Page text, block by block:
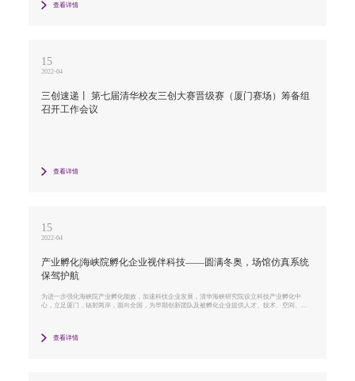
查看详情
15
2022-04
三创速递丨 第七届清华校友三创大赛晋级赛（厦门赛场​）筹备组
召开工作会议
查看详情
15
2022-04
产业孵化|海峡院孵化企业视伴科技——圆满冬奥，场馆仿真系统
保驾护航
为进一步强化海峡院产业孵化能效，加速科技企业发展，清华海峡研究院设立科技产业孵化中
心，立足厦门，辐射两岸，面向全国，为早期创新团队及被孵化企业提供人才、技术、空间、资
查看详情